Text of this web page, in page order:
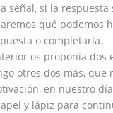
señal, si la respuesta
qué podemos
o completarla.
os proponía dos
otros dos más, que
en nuestro
y lápiz para